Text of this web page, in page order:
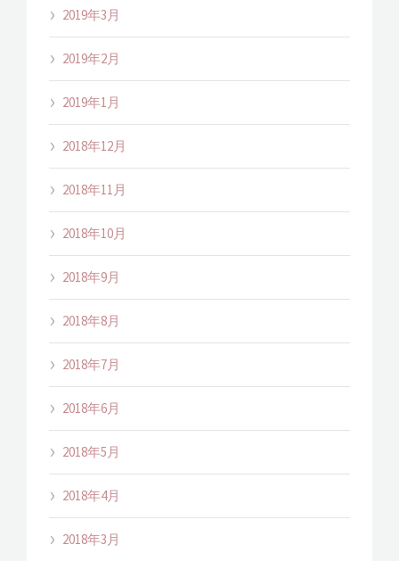
2019年3月
2019年2月
2019年1月
2018年12月
2018年11月
2018年10月
2018年9月
2018年8月
2018年7月
2018年6月
2018年5月
2018年4月
2018年3月